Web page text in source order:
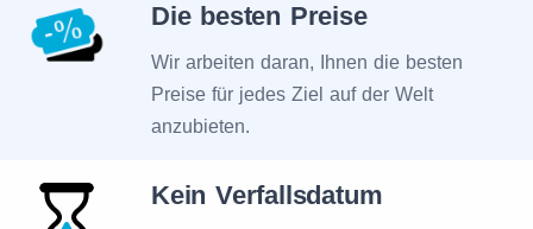
Die besten Preise
Wir arbeiten daran, Ihnen die besten
Preise für jedes Ziel auf der Welt
anzubieten.
Kein Verfallsdatum